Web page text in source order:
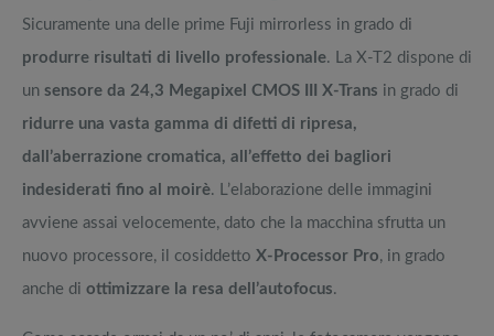
Sicuramente una delle prime Fuji mirrorless in grado di
produrre risultati di livello professionale. La X-T2 dispone di
un sensore da 24,3 Megapixel CMOS III X-Trans in grado di
ridurre una vasta gamma di difetti di ripresa,
dall’aberrazione cromatica, all’effetto dei bagliori
indesiderati fino al moirè. L’elaborazione delle immagini
avviene assai velocemente, dato che la macchina sfrutta un
nuovo processore, il cosiddetto X-Processor Pro, in grado
anche di ottimizzare la resa dell’autofocus.